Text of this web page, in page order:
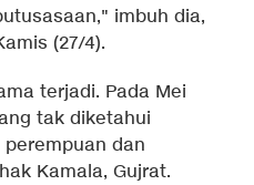
imbuh dia,
(27/4).
terjadi. Pada Mei
tak diketahui
dan
Kamala, Gujrat.